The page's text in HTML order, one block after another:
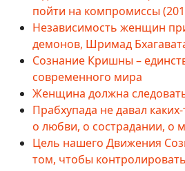
пойти на компромиссы
Независимость женщин
демонов, Шримад
Сознание Кришны –
современного мира
Женщина должна
Прабхупада не давал
о любви, о сострадании, о
Цель нашего Движения
том, чтобы